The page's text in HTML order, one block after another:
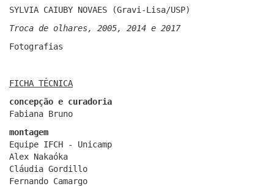
SYLVIA CAIUBY NOVAES (Gravi-Lisa/USP)
Troca de olhares, 2005, 2014 e 2017
Fotografias
FICHA TÉCNICA
concepção e curadoria
Fabiana Bruno
montagem
Equipe IFCH - Unicamp
Alex Nakaóka
Cláudia Gordillo
Fernando Camargo